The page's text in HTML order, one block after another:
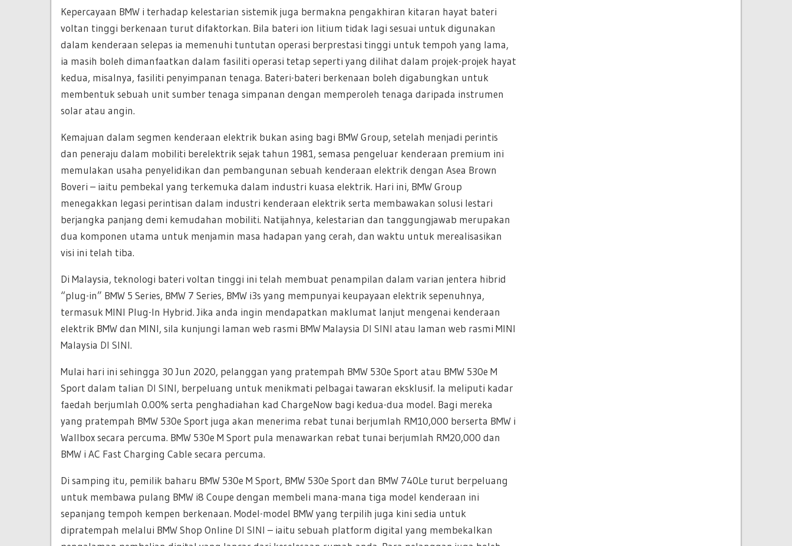
Kepercayaan BMW i terhadap kelestarian sistemik juga bermakna pengakhiran kitaran hayat bateri
voltan tinggi berkenaan turut difaktorkan. Bila bateri ion litium tidak lagi sesuai untuk digunakan
dalam kenderaan selepas ia memenuhi tuntutan operasi berprestasi tinggi untuk tempoh yang lama,
ia masih boleh dimanfaatkan dalam fasiliti operasi tetap seperti yang dilihat dalam projek-projek hayat
kedua, misalnya, fasiliti penyimpanan tenaga. Bateri-bateri berkenaan boleh digabungkan untuk
membentuk sebuah unit sumber tenaga simpanan dengan memperoleh tenaga daripada instrumen
solar atau angin.
Kemajuan dalam segmen kenderaan elektrik bukan asing bagi BMW Group, setelah menjadi perintis
dan peneraju dalam mobiliti berelektrik sejak tahun 1981, semasa pengeluar kenderaan premium ini
memulakan usaha penyelidikan dan pembangunan sebuah kenderaan elektrik dengan Asea Brown
Boveri – iaitu pembekal yang terkemuka dalam industri kuasa elektrik. Hari ini, BMW Group
menegakkan legasi perintisan dalam industri kenderaan elektrik serta membawakan solusi lestari
berjangka panjang demi kemudahan mobiliti. Natijahnya, kelestarian dan tanggungjawab merupakan
dua komponen utama untuk menjamin masa hadapan yang cerah, dan waktu untuk merealisasikan
visi ini telah tiba.
Di Malaysia, teknologi bateri voltan tinggi ini telah membuat penampilan dalam varian jentera hibrid
“plug-in” BMW 5 Series, BMW 7 Series, BMW i3s yang mempunyai keupayaan elektrik sepenuhnya,
termasuk MINI Plug-In Hybrid. Jika anda ingin mendapatkan maklumat lanjut mengenai kenderaan
elektrik BMW dan MINI, sila kunjungi laman web rasmi BMW Malaysia DI SINI atau laman web rasmi MINI
Malaysia DI SINI.
Mulai hari ini sehingga 30 Jun 2020, pelanggan yang pratempah BMW 530e Sport atau BMW 530e M
Sport dalam talian DI SINI, berpeluang untuk menikmati pelbagai tawaran eksklusif. Ia meliputi kadar
faedah berjumlah 0.00% serta penghadiahan kad ChargeNow bagi kedua-dua model. Bagi mereka
yang pratempah BMW 530e Sport juga akan menerima rebat tunai berjumlah RM10,000 berserta BMW i
Wallbox secara percuma. BMW 530e M Sport pula menawarkan rebat tunai berjumlah RM20,000 dan
BMW i AC Fast Charging Cable secara percuma.
Di samping itu, pemilik baharu BMW 530e M Sport, BMW 530e Sport dan BMW 740Le turut berpeluang
untuk membawa pulang BMW i8 Coupe dengan membeli mana-mana tiga model kenderaan ini
sepanjang tempoh kempen berkenaan. Model-model BMW yang terpilih juga kini sedia untuk
dipratempah melalui BMW Shop Online DI SINI – iaitu sebuah platform digital yang membekalkan